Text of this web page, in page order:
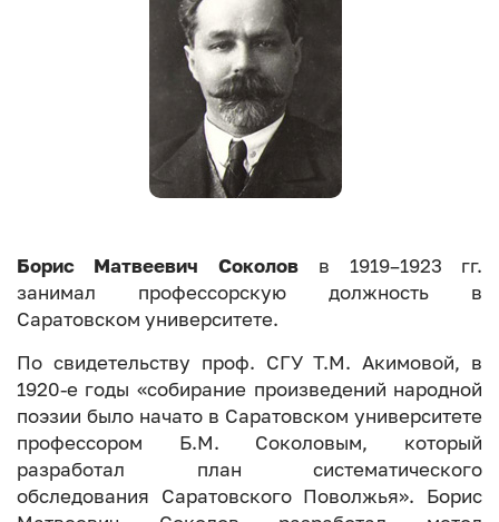
Борис Матвеевич Соколов в 1919–1923 гг.
занимал профессорскую должность в
Саратовском университете.
По свидетельству проф. СГУ Т.М. Акимовой, в
1920-е годы «собирание произведений народной
поэзии было начато в Саратовском университете
профессором Б.М. Соколовым, который
разработал план систематического
обследования Саратовского Поволжья». Борис